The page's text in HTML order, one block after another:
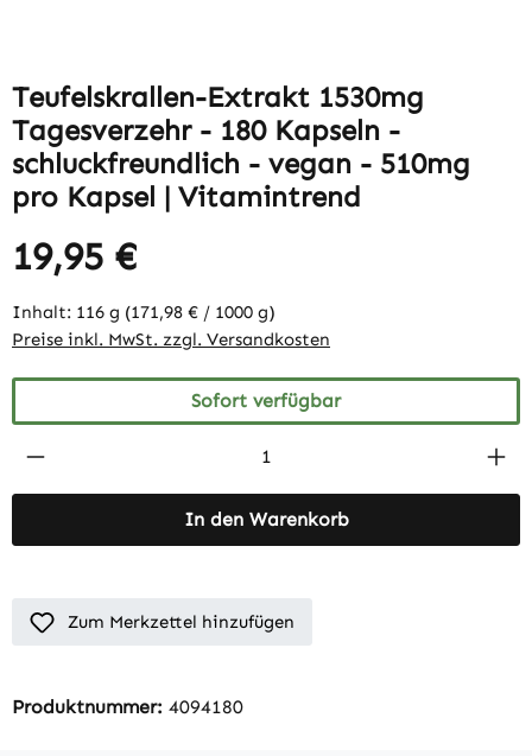
Teufelskrallen-Extrakt 1530mg
Tagesverzehr - 180 Kapseln -
schluckfreundlich - vegan - 510mg
pro Kapsel | Vitamintrend
19,95 €
Inhalt: 116 g (171,98 € / 1000 g)
Preise inkl. MwSt. zzgl. Versandkosten
Sofort verfügbar
Produkt Anzahl: Gib den gewünschten
In den Warenkorb
Zum Merkzettel hinzufügen
Produktnummer: 4094180